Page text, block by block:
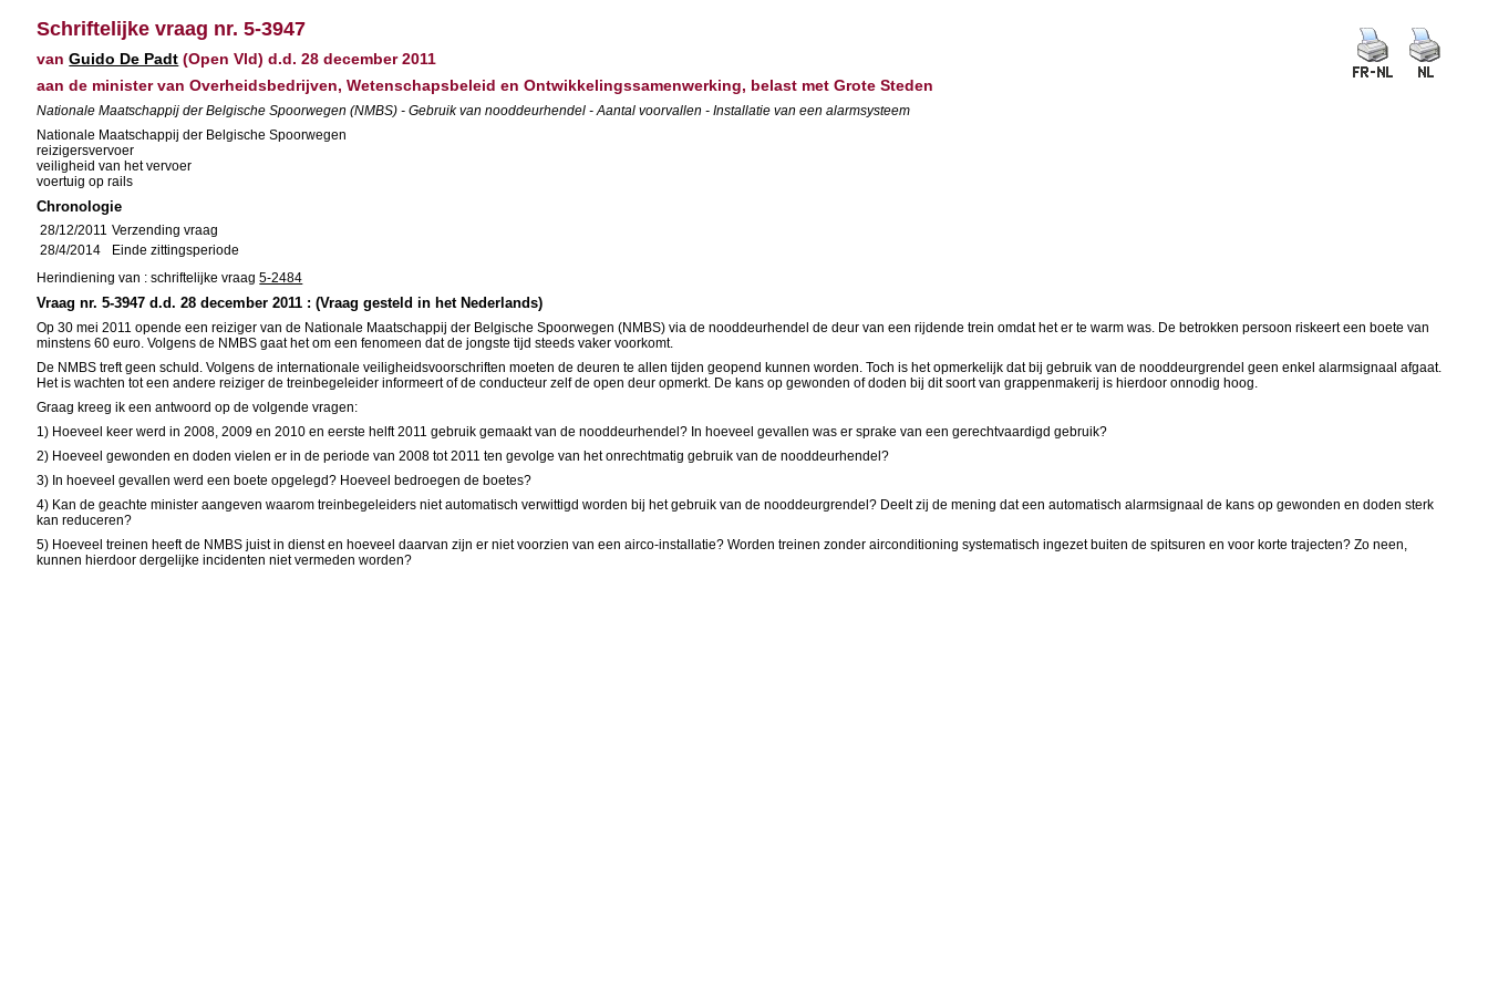
Schriftelijke vraag nr. 5-3947
vanGuido De Padt (Open Vld) d.d. 28 december 2011
aan de minister van Overheidsbedrijven, Wetenschapsbeleid en Ontwikkelingssamenwerking, belast met Grote Steden
Nationale Maatschappij der Belgische Spoorwegen (NMBS) - Gebruik van nooddeurhendel - Aantal voorvallen - Installatie van een alarmsysteem
Nationale Maatschappij der Belgische Spoorwegen
reizigersvervoer
veiligheid van het vervoer
voertuig op rails
Chronologie
28/12/2011 Verzending vraag
28/4/2014
Einde zittingsperiode
Herindiening van : schriftelijke vraag5-2484
Vraag nr. 5-3947 d.d. 28 december 2011 : (Vraag gesteld in het Nederlands)
Op 30 mei 2011 opende een reiziger van de Nationale Maatschappij der Belgische Spoorwegen (NMBS) via de nooddeurhendel de deur van een rijdende trein omdat het er te warm was. De betrokken persoon riskeert een boete van
minstens 60 euro. Volgens de NMBS gaat het om een fenomeen dat de jongste tijd steeds vaker voorkomt.
De NMBS treft geen schuld. Volgens de internationale veiligheidsvoorschriften moeten de deuren te allen tijden geopend kunnen worden. Toch is het opmerkelijk dat bij gebruik van de nooddeurgrendel geen enkel alarmsignaal afgaat.
Het is wachten tot een andere reiziger de treinbegeleider informeert of de conducteur zelf de open deur opmerkt. De kans op gewonden of doden bij dit soort van grappenmakerij is hierdoor onnodig hoog.
Graag kreeg ik een antwoord op de volgende vragen:
1) Hoeveel keer werd in 2008, 2009 en 2010 en eerste helft 2011 gebruik gemaakt van de nooddeurhendel? In hoeveel gevallen was er sprake van een gerechtvaardigd gebruik?
2) Hoeveel gewonden en doden vielen er in de periode van 2008 tot 2011 ten gevolge van het onrechtmatig gebruik van de nooddeurhendel?
3) In hoeveel gevallen werd een boete opgelegd? Hoeveel bedroegen de boetes?
4) Kan de geachte minister aangeven waarom treinbegeleiders niet automatisch verwittigd worden bij het gebruik van de nooddeurgrendel? Deelt zij de mening dat een automatisch alarmsignaal de kans op gewonden en doden sterk
kan reduceren?
5) Hoeveel treinen heeft de NMBS juist in dienst en hoeveel daarvan zijn er niet voorzien van een airco-installatie? Worden treinen zonder airconditioning systematisch ingezet buiten de spitsuren en voor korte trajecten? Zo neen,
kunnen hierdoor dergelijke incidenten niet vermeden worden?